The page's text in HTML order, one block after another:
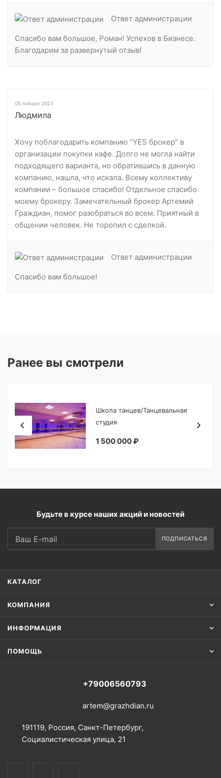
Ответ администрации
Спасибо вам большое, Роман! Успехов в Бизнесе.
Благодарим за развернутый отзыв!
05 января 2023
Людмила
Хочу поблагодарить компанию “YES брокер” в
организации покупки кафе. Долго не могла найти
подходящего варианта, но обратившись в данную
компанию, нашла, что искала. Всему коллективу
компании – большое спасибо! Отдельное спасибо
моему брокеру. Замечательный брокер Артемий
Граждиан, помог разобраться во всем. Приятный в
общении человек. Не торопил с сделкой.
Ответ администрации
Спасибо вам большое!
Ранее вы смотрели
Школа танцев/Танцевальная
студия
1 500 000 ₽
Будьте в курсе наших акций и новостей
ПОДПИСАТЬСЯ
КАТАЛОГ
КОМПАНИЯ
ИНФОРМАЦИЯ
ПОМОЩЬ
+79006560793
artem@grazhdian.ru
191119, Россия, Санкт-Петербург,
Социалистическая улица, 21